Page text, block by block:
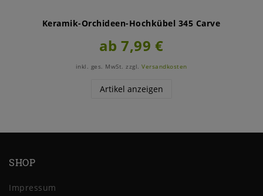
Keramik-Orchideen-Hochkübel 345 Carve
ab 7,99 €
inkl. ges. MwSt. zzgl.Versandkosten
Artikel anzeigen
SHOP
Impressum